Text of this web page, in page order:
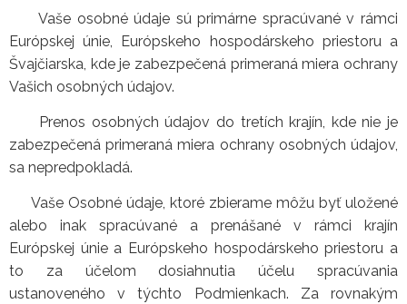
Vaše osobné údaje sú primárne spracúvané v rámci
Európskej únie, Európskeho hospodárskeho priestoru a
Švajčiarska, kde je zabezpečená primeraná miera ochrany
Vašich osobných údajov.
Prenos osobných údajov do tretích krajín, kde nie je
zabezpečená primeraná miera ochrany osobných údajov,
sa nepredpokladá.
Vaše Osobné údaje, ktoré zbierame môžu byť uložené
alebo inak spracúvané a prenášané v rámci krajín
Európskej únie a Európskeho hospodárskeho priestoru a
to za účelom dosiahnutia účelu spracúvania
ustanoveného v týchto Podmienkach. Za rovnakým